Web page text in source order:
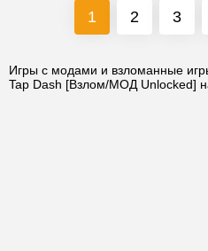
1 2 3
Игры с модами и взломанные
Tap Dash [Взлом/МОД Unlocked]